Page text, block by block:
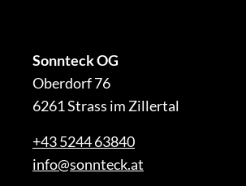
Sonnteck OG
Oberdorf 76
6261 Strass im Zillertal
+43 5244 63840
info@sonnteck.at